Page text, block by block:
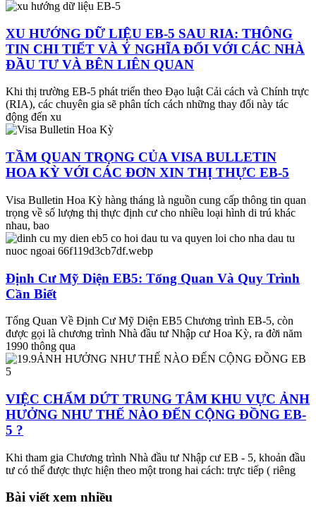
XU HƯỚNG DỮ LIỆU EB-5 SAU RIA: THÔNG
TIN CHI TIẾT VÀ Ý NGHĨA ĐỐI VỚI CÁC NHÀ
ĐẦU TƯ VÀ BÊN LIÊN QUAN
Khi thị trường EB-5 phát triển theo Đạo luật Cải cách và Chính trực
(RIA), các chuyên gia sẽ phân tích cách những thay đổi này tác
động đến xu
TẦM QUAN TRỌNG CỦA VISA BULLETIN
HOA KỲ VỚI CÁC ĐƠN XIN THỊ THỰC EB-5
Visa Bulletin Hoa Kỳ hàng tháng là nguồn cung cấp thông tin quan
trọng về số lượng thị thực định cư cho nhiều loại hình di trú khác
nhau, bao
Định Cư Mỹ Diện EB5: Tổng Quan Và Quy Trình
Cần Biết
Tổng Quan Về Định Cư Mỹ Diện EB5 Chương trình EB-5, còn
được gọi là chương trình Nhà đầu tư Nhập cư Hoa Kỳ, ra đời năm
1990 thông qua
VIỆC CHẤM DỨT TRUNG TÂM KHU VỰC ẢNH
HƯỞNG NHƯ THẾ NÀO ĐẾN CỘNG ĐỒNG EB-
5 ?
Khi tham gia Chương trình Nhà đầu tư Nhập cư EB - 5, khoản đầu
tư có thể được thực hiện theo một trong hai cách: trực tiếp ( riêng
Bài viết xem nhiều